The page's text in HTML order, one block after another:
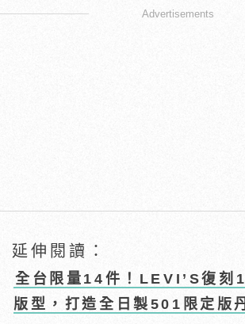
Advertisements
延伸閱讀：
全台限量14件！LEVI’S復刻
版型，打造全日製501限定版